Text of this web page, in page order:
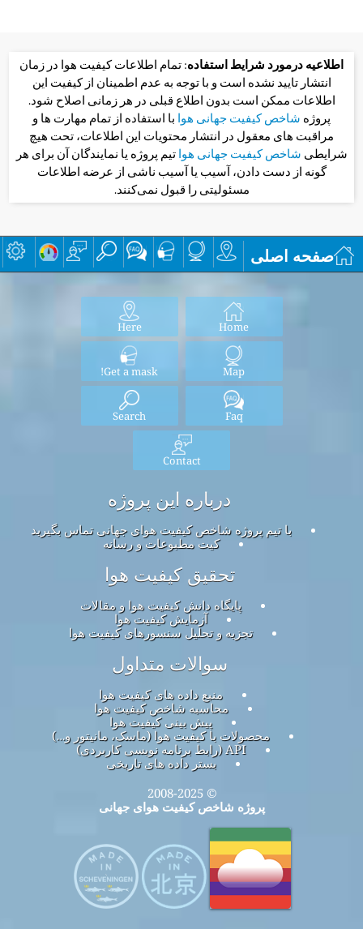
اطلاعیه درمورد شرایط استفاده: تمام اطلاعات کیفیت هوا در زمان
انتشار تایید نشده است و با توجه به عدم اطمینان از کیفیت این
اطلاعات ممکن است بدون اطلاع قبلی در هر زمانی اصلاح شود.
پروژه شاخص کیفیت جهانی هوا با استفاده از تمام مهارت ها و
مراقبت های معقول در انتشار محتویات این اطلاعات، تحت هیچ
شرایطی شاخص کیفیت جهانی هواتیم پروژه یا نمایندگان آن برای هر
گونه از دست دادن، آسیب یا آسیب ناشی از عرضه اطلاعات
مسئولیتی را قبول نمی‌کنند.
صفحه اصلی
Home
Here
Map
Get a mask!
Faq
Search
Contact
درباره این پروژه
با تیم پروژه شاخص کیفیت هوای جهانی تماس بگیرید
کیت مطبوعات و رسانه
تحقیق کیفیت هوا
پایگاه دانش کیفیت هوا و مقالات
آزمایش کیفیت هوا
تجزیه و تحلیل سنسورهای کیفیت هوا
سوالات متداول
منبع داده های کیفیت هوا
محاسبه شاخص کیفیت هوا
پیش بینی کیفیت هوا
محصولات با کیفیت هوا (ماسک، مانیتور و…)
API (رابط برنامه نویسی کاربردی)
بستر داده های تاریخی
© 2008-2025
پروژه شاخص کیفیت هوای جهانی